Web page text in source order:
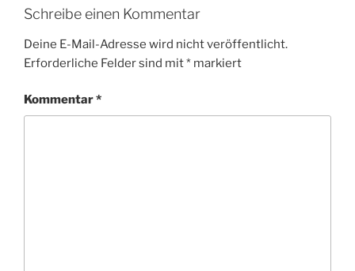
Schreibe einen Kommentar
Deine E-Mail-Adresse wird nicht veröffentlicht.
Erforderliche Felder sind mit* markiert
Kommentar*